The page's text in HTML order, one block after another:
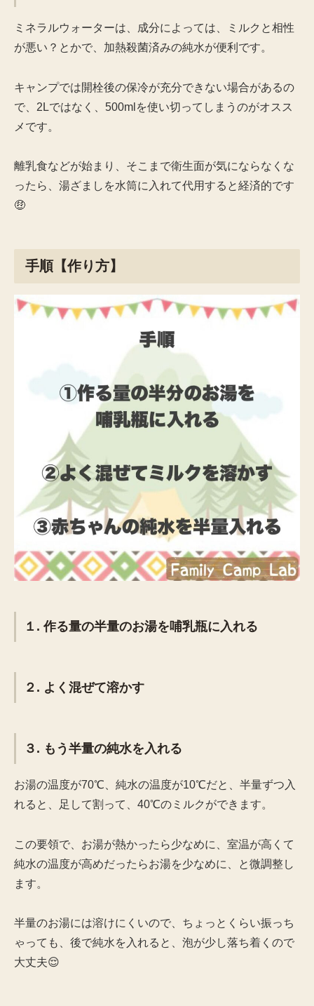
ミネラルウォーターは、成分によっては、ミルクと相性
が悪い？とかで、加熱殺菌済みの純水が便利です。
キャンプでは開栓後の保冷が充分できない場合があるの
で、2Lではなく、500mlを使い切ってしまうのがオスス
メです。
離乳食などが始まり、そこまで衛生面が気にならなくな
ったら、湯ざましを水筒に入れて代用すると経済的です
🤑
手順【作り方】
１. 作る量の半量のお湯を哺乳瓶に入れる
２. よく混ぜて溶かす
３. もう半量の純水を入れる
お湯の温度が70℃、純水の温度が10℃だと、半量ずつ入
れると、足して割って、40℃のミルクができます。
この要領で、お湯が熱かったら少なめに、室温が高くて
純水の温度が高めだったらお湯を少なめに、と微調整し
ます。
半量のお湯には溶けにくいので、ちょっとくらい振っち
ゃっても、後で純水を入れると、泡が少し落ち着くので
大丈夫😌